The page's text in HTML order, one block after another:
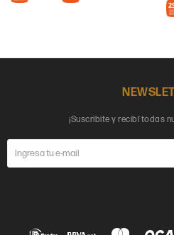
¡Suscribite y recibí todas